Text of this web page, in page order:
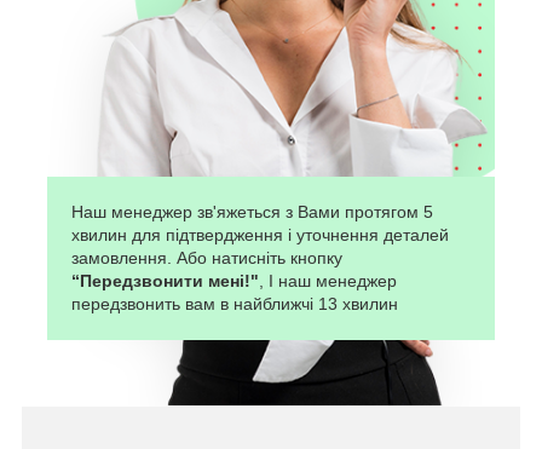
Наш менеджер зв'яжеться з Вами протягом 5
хвилин для підтвердження і уточнення деталей
замовлення. Або натисніть кнопку
“Передзвонити мені!", І наш менеджер
передзвонить вам в найближчі 13 хвилин